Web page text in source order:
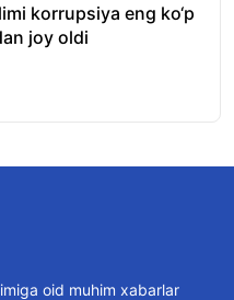
korrupsiya eng ko‘p
joy oldi
oid muhim xabarlar